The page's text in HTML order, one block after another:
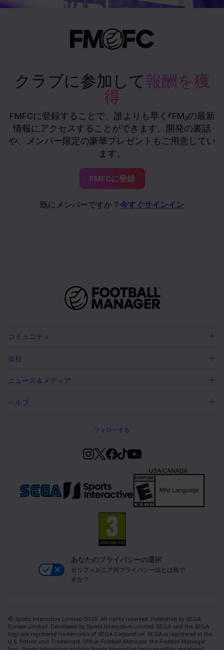
クラブに参加して報酬を獲
得
FMFCに登録することで、誰よりも早く『FM』の最新
情報にアクセスすることができます。開発の裏話
や、メンバー限定の豪華プレゼントもご用意してい
ます。
FMFCに登録
既にメンバーですか？ 今すぐサインイン
コミュニティ
会社
ニュース＆メディア
ヘルプ
フォローする
あなたのプライバシーの選択
カリフォルニア州プライバシー法とは何で
すか？
© Sports Interactive Limited 2025. All rights reserved. Published by SEGA
Europe Limited. Developed by Sports Interactive Limited. SEGA and the SEGA
logo are registered trademarks of SEGA Corporation. SEGA is registered in the
U.S. Patent and Trademark Office. Football Manager, the Football Manager